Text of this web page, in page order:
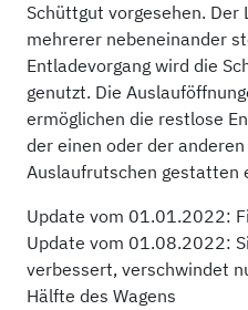
Schüttgut vorgesehen. Der
mehrerer nebeneinander
Entladevorgang wird die
genutzt. Die
ermöglichen die restlose
der einen oder der
Auslaufrutschen gestatten
Update vom 01.01.2022:
Update vom 01.08.2022:
verbessert, verschwindet
Hälfte des Wagens